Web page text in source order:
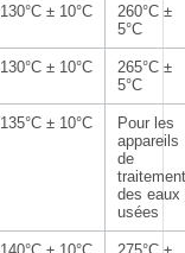
130°C ± 10°C
260°C ±
5°C
130°C ± 10°C
265°C ±
5°C
135°C ± 10°C
Pour les
appareils
de
traitement
des eaux
usées